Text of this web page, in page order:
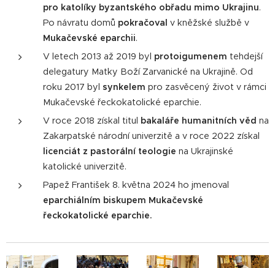
pro katolíky byzantského obřadu mimo Ukrajinu.
Po návratu domů pokračoval v kněžské službě v
Mukačevské eparchii.
V letech 2013 až 2019 byl protoigumenem tehdejší
delegatury Matky Boží Zarvanické na Ukrajině. Od
roku 2017 byl synkelem pro zasvěcený život v rámci
Mukačevské řeckokatolické eparchie.
V roce 2018 získal titul bakaláře humanitních věd na
Zakarpatské národní univerzitě a v roce 2022 získal
licenciát z pastorální teologie na Ukrajinské
katolické univerzitě.
Papež František 8. května 2024 ho jmenoval
eparchiálním biskupem Mukačevské
řeckokatolické eparchie.